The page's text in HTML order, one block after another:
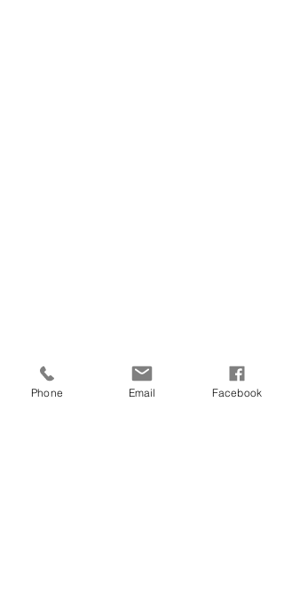
Phone Email Facebook